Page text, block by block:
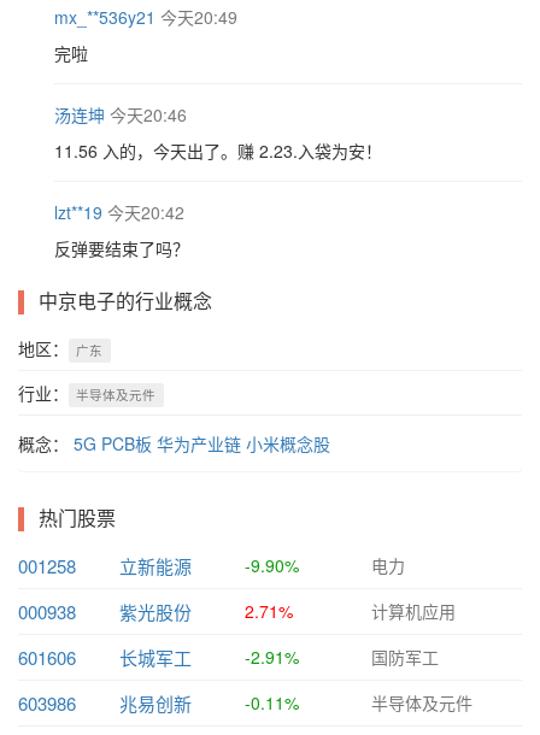
mx_**536y21 今天20:49
完啦
汤连坤 今天20:46
11.56 入的，今天出了。赚 2.23.入袋为安！
lzt**19 今天20:42
反弹要结束了吗？
中京电子的行业概念
地区： 广东
行业： 半导体及元件
概念： 5G PCB板 华为产业链 小米概念股
热门股票
001258 立新能源 -9.90% 电力
000938 紫光股份 2.71% 计算机应用
601606 长城军工 -2.91% 国防军工
603986 兆易创新 -0.11% 半导体及元件